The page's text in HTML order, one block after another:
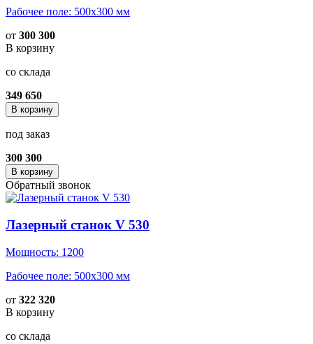
Рабочее поле: 500x300 мм
от 300 300
В корзину
со склада
349 650
В корзину
под заказ
300 300
В корзину
Обратный звонок
Лазерный станок V 530
Мощность: 1200
Рабочее поле: 500x300 мм
от 322 320
В корзину
со склада